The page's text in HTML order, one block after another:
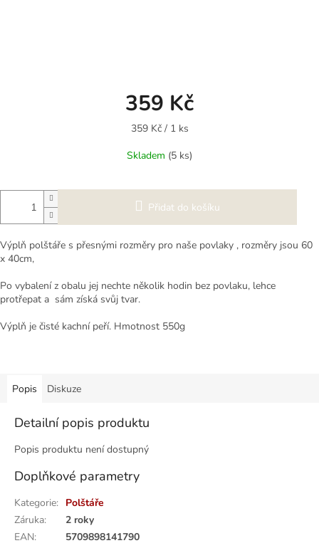
359 Kč
Měrná
359 Kč / 1 ks
Skladem (5 ks)
Přidat do košíku
Výplň polštáře s přesnými rozměry pro naše povlaky , rozměry jsou 60
x 40cm,
Po vybalení z obalu jej nechte několik hodin bez povlaku, lehce
protřepat a sám získá svůj tvar.
Výplň je čisté kachní peří. Hmotnost 550g
Popis Diskuze
Detailní popis produktu
Popis produktu není dostupný
Doplňkové parametry
Kategorie: Polštáře
Záruka:
2 roky
EAN: 5709898141790